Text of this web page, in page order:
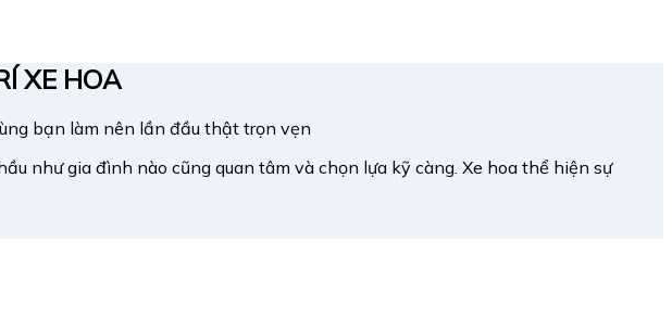
XE HOA
bạn làm nên lần đầu thật trọn vẹn
như gia đình nào cũng quan tâm và chọn lựa kỹ càng. Xe hoa thể hiện sự